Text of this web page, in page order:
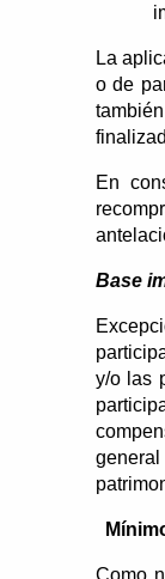
La
o de
En
Base
y/o las
Como